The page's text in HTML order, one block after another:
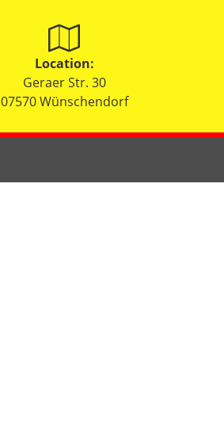
Location:
Geraer Str. 30
07570 Wünschendorf